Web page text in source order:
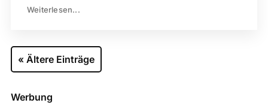
Weiterlesen...
« Ältere Einträge
Werbung